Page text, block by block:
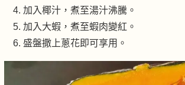
加入椰汁，煮至湯汁沸騰。
加入大蝦，煮至蝦肉變紅。
盛盤撒上蔥花即可享用。